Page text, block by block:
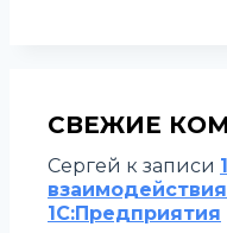
СВЕЖИЕ
Сергей к записи
1С:Предприятия